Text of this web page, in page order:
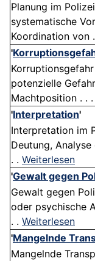
Planung im
systematische
Koordination von
'
potenzielle
Machtposition . . .
'Interpretation'
Interpretation im
Deutung,
. . Weiterlesen
'Gewalt gegen
Gewalt gegen
oder psychische
. . Weiterlesen
'Mangelnde
Mangelnde